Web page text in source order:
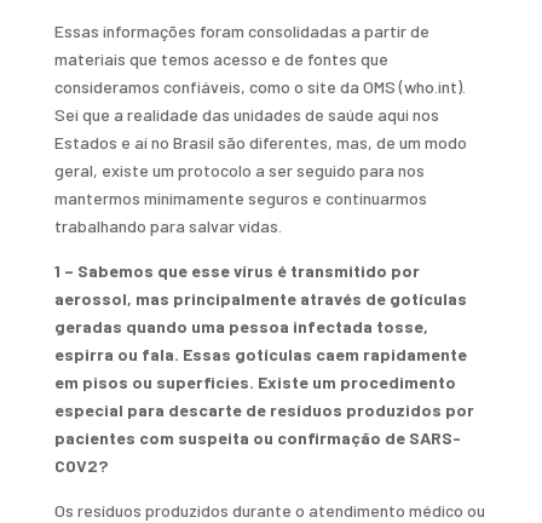
Essas informações foram consolidadas a partir de
materiais que temos acesso e de fontes que
consideramos confiáveis, como o site da OMS (who.int).
Sei que a realidade das unidades de saúde aqui nos
Estados e aí no Brasil são diferentes, mas, de um modo
geral, existe um protocolo a ser seguido para nos
mantermos minimamente seguros e continuarmos
trabalhando para salvar vidas.
1 – Sabemos que esse vírus é transmitido por
aerossol, mas principalmente através de gotículas
geradas quando uma pessoa infectada tosse,
espirra ou fala. Essas gotículas caem rapidamente
em pisos ou superficies. Existe um procedimento
especial para descarte de resíduos produzidos por
pacientes com suspeita ou confirmação de SARS-
COV2?
Os resíduos produzidos durante o atendimento médico ou